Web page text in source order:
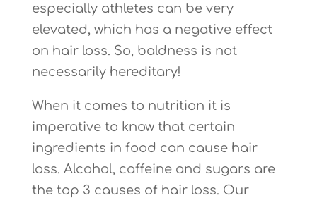
especially athletes can be very
elevated, which has a negative effect
on hair loss. So, baldness is not
necessarily hereditary!
When it comes to nutrition it is
imperative to know that certain
ingredients in food can cause hair
loss. Alcohol, caffeine and sugars are
the top 3 causes of hair loss. Our